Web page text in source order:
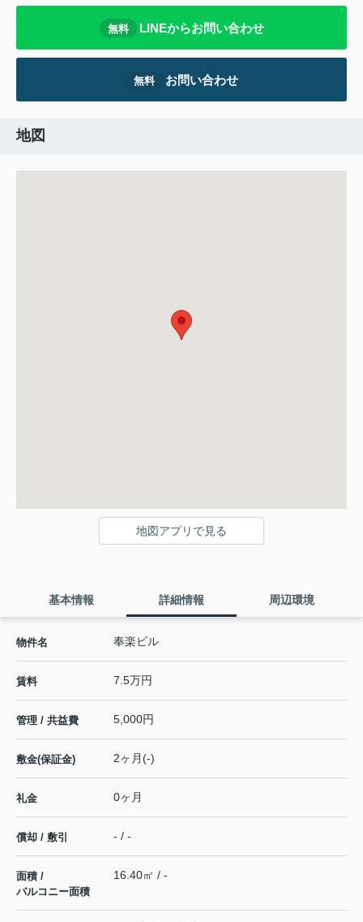
無料 LINEからお問い合わせ
無料 お問い合わせ
地図
地図アプリで見る
基本情報 詳細情報 周辺環境
物件名 奉楽ビル
賃料 7.5万円
管理 / 共益費 5,000円
敷金(保証金) 2ヶ月(-)
礼金 0ヶ月
償却 / 敷引 - / -
面積 /
バルコニー面積
16.40㎡ / -